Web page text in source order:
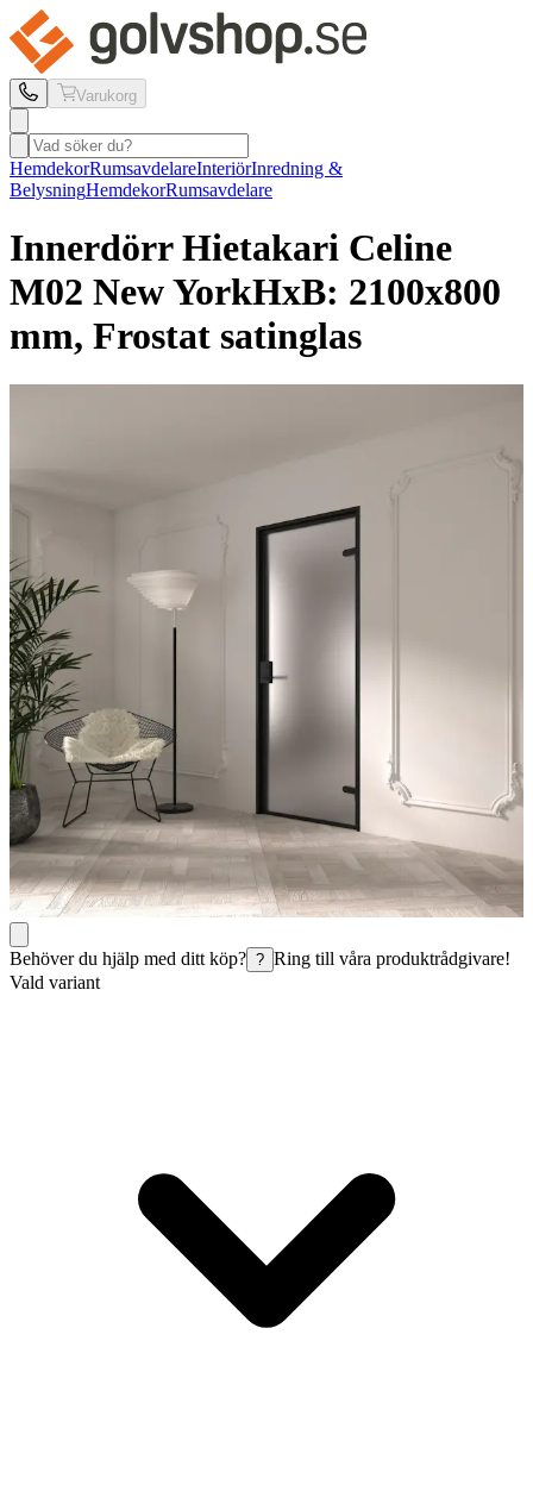
Varukorg
HemdekorRumsavdelareInteriörInredning &
BelysningHemdekorRumsavdelare
Innerdörr Hietakari Celine
M02 New YorkHxB: 2100x800
mm, Frostat satinglas
Behöver du hjälp med ditt köp? ? Ring till våra produktrådgivare!
Vald variant